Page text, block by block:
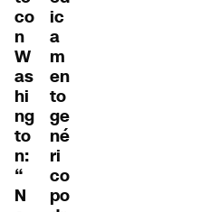
co
n
W
as
hi
ng
to
n:
“
N
ic
a
m
en
to
ge
né
ri
co
po